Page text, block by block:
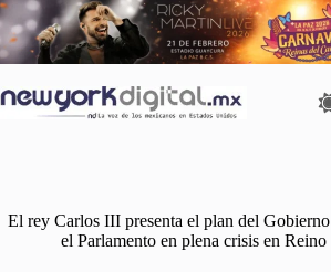
Saltar
al
contenido
El rey Carlos III presenta el plan del
el Parlamento en plena crisis en